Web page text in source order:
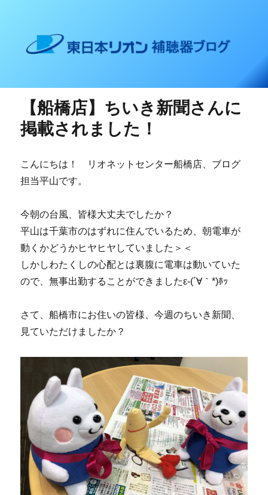
東日本リオン 補聴器ブログ
【船橋店】ちいき新聞さんに
掲載されました！
こんにちは！ リオネットセンター船橋店、ブログ
担当平山です。
今朝の台風、皆様大丈夫でしたか？
平山は千葉市のはずれに住んでいるため、朝電車が
動くかどうかヒヤヒヤしていました＞＜
しかしわたくしの心配とは裏腹に電車は動いていた
ので、無事出勤することができましたε-(´∀｀*)ﾎｯ
さて、船橋市にお住いの皆様、今週のちいき新聞、
見ていただけましたか？